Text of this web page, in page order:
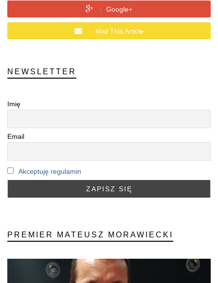
Google+
Mail This Article
NEWSLETTER
Imię
Email
Akceptuję regulamin
PREMIER MATEUSZ MORAWIECKI